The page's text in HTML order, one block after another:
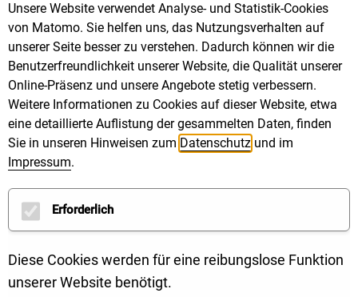
Unsere Website verwendet Analyse- und Statistik-Cookies
von Matomo. Sie helfen uns, das Nutzungsverhalten auf
unserer Seite besser zu verstehen. Dadurch können wir die
Benutzerfreundlichkeit unserer Website, die Qualität unserer
Online-Präsenz und unsere Angebote stetig verbessern.
Weitere Informationen zu Cookies auf dieser Website, etwa
eine detaillierte Auflistung der gesammelten Daten, finden
Sie in unseren Hinweisen zum Datenschutz und im
Impressum.
Erforderlich
Diese Cookies werden für eine reibungslose Funktion
unserer Website benötigt.